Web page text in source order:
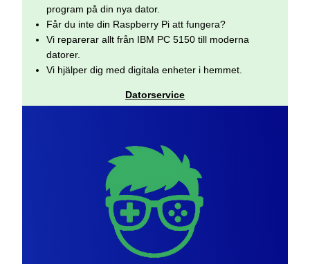
program på din nya dator.
Får du inte din Raspberry Pi att fungera?
Vi reparerar allt från IBM PC 5150 till moderna
datorer.
Vi hjälper dig med digitala enheter i hemmet.
Datorservice